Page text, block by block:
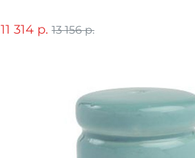
11 314 р. 13 156 р.